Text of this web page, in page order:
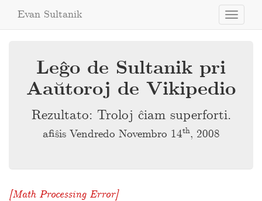
Toggle
Evan Sultanik
Leĝo de Sultanik pri
Aaŭtoroj de Vikipedio
Rezultato: Troloj ĉiam superforti.
afiŝis Vendredo Novembro 14th, 2008
[Math Processing Error]
limt→ ∞P(a=Eksperto∨